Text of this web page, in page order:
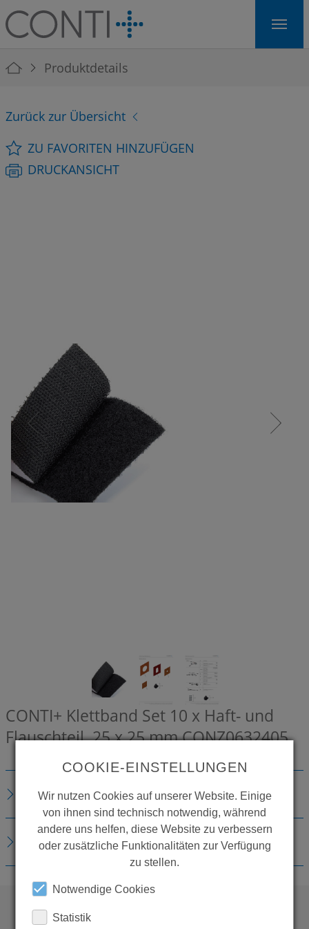
Skip to main navigation
Skip to main content
Skip to page footer
You are here:
Produktdetails
Zurück zur Übersicht
ZU FAVORITEN HINZUFÜGEN
DRUCKANSICHT
CONTI+ Klettband Set 10 x Haft- und
Flauschteil, 25 x 25 mmCONZ0632405
BESCHREIBUNG
DOWNLOADS
COOKIE-EINSTELLUNGEN
Wir nutzen Cookies auf unserer Website. Einige
von ihnen sind technisch notwendig, während
andere uns helfen, diese Website zu verbessern
oder zusätzliche Funktionalitäten zur Verfügung
zu stellen.
Notwendige Cookies
Statistik